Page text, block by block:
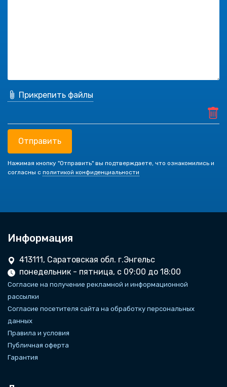
Прикрепить файлы
Отправить
Нажимая кнопку "Отправить" вы подтверждаете, что ознакомились и
согласны с политикой конфиденциальности
Информация
413111, Саратовская обл. г.Энгельс
понедельник - пятница, с 09:00 до 18:00
Согласие на получение рекламной и информационной
рассылки
Согласие посетителя сайта на обработку персональных
данных
Правила и условия
Публичная оферта
Гарантия